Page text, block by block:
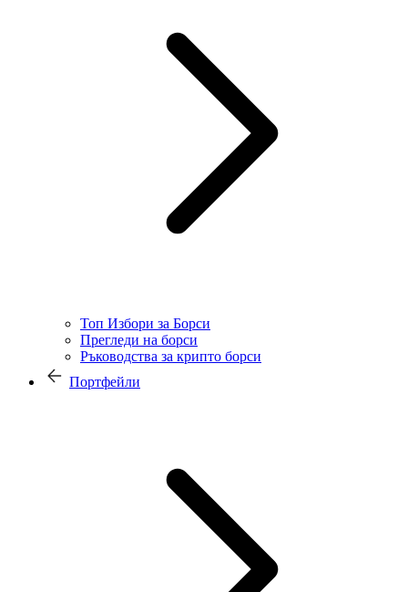
Топ Избори за Борси
Прегледи на борси
Ръководства за крипто борси
Портфейли